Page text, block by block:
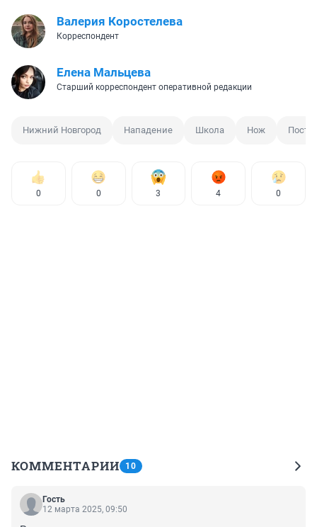
Валерия Коростелева
Корреспондент
Елена Мальцева
Старший корреспондент оперативной редакции
Нижний Новгород Нападение Школа Нож
0 0 3 4 0
КОММЕНТАРИИ 10
Гость
12 марта 2025, 09:50